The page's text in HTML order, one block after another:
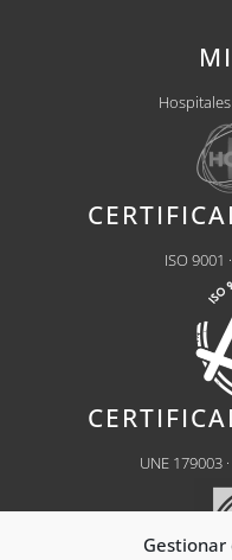
ISO 9001
UNE 179003